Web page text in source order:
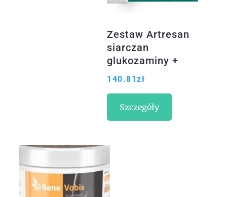
Zestaw Artresan
siarczan
glukozaminy +
MSM 3×30 szt
140.81zł
Szczegóły